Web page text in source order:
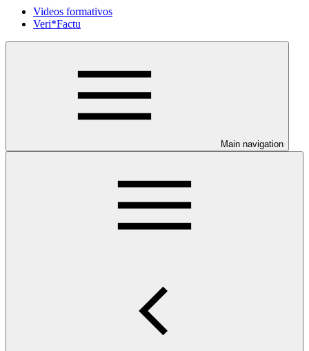
Videos formativos
Veri*Factu
Main navigation